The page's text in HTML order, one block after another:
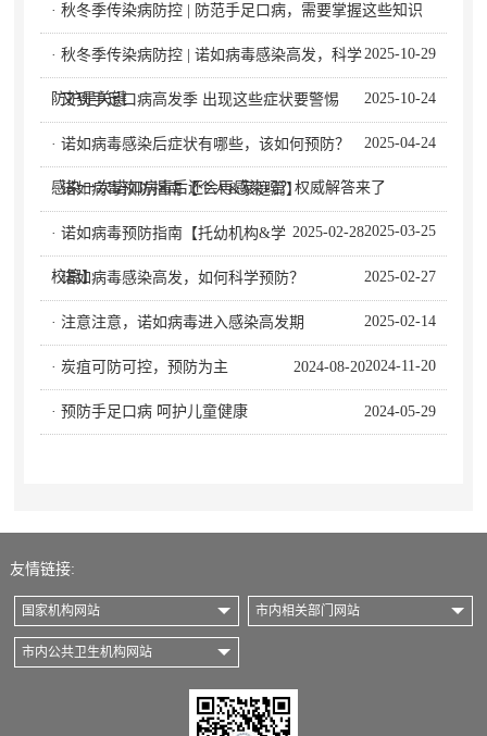
· 秋冬季传染病防控 | 防范手足口病，需要掌握这些知识
2025-10-29
· 秋冬季传染病防控 | 诺如病毒感染高发，科学
防护是关键 2025-10-24
· 又到手足口病高发季 出现这些症状要警惕
2025-04-24
· 诺如病毒感染后症状有哪些，该如何预防？
感染一次诺如病毒后还会再感染吗？权威解答来了
2025-03-25
· 诺如病毒预防指南【个人&家庭篇】
2025-02-28
· 诺如病毒预防指南【托幼机构&学
校篇】 2025-02-27
· 诺如病毒感染高发，如何科学预防？
2025-02-14
· 注意注意，诺如病毒进入感染高发期
2024-11-20
· 炭疽可防可控，预防为主 2024-08-20
· 预防手足口病 呵护儿童健康 2024-05-29
友情链接:
国家机构网站 市内相关部门网站
市内公共卫生机构网站